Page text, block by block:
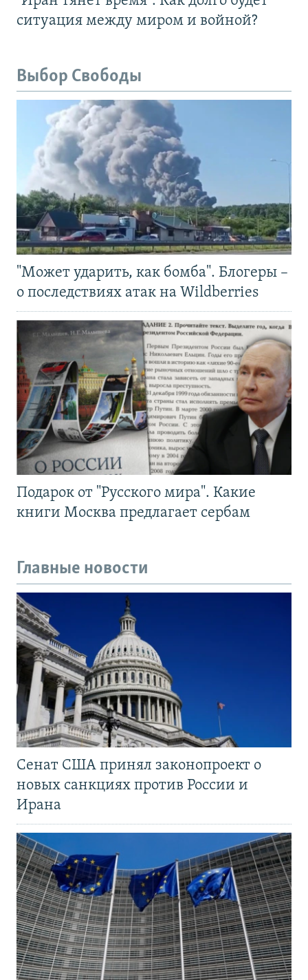
ситуация между миром и войной?
Выбор Свободы
"Может ударить, как бомба". Блогеры –
о последствиях атак на Wildberries
Подарок от "Русского мира". Какие
книги Москва предлагает сербам
Главные новости
Сенат США принял законопроект о
новых санкциях против России и
Ирана